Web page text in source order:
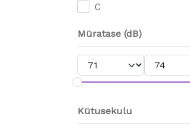
C
Müratase (dB)
Kütusekulu